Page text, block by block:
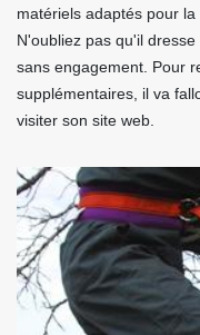
matériels adaptés pour
N'oubliez pas qu'il
sans engagement. Pour
supplémentaires, il va
visiter son site web.